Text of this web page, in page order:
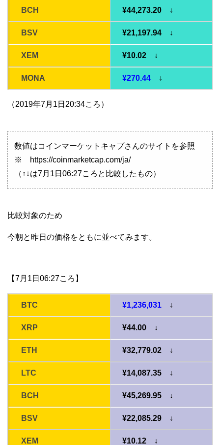
BCH ¥44,273.20 ↓
BSV ¥21,197.94 ↓
XEM ¥10.02 ↓
MONA ¥270.44 ↓
（2019年7月1日20:34ころ）
数値はコインマーケットキャプさんのサイトを参照
※ https://coinmarketcap.com/ja/
（↑↓は7月1日06:27ころと比較したもの）
比較対象のため
今朝と昨日の価格をともに並べてみます。
【7月1日06:27ころ】
BTC ¥1,236,031 ↓
XRP ¥44.00 ↓
ETH ¥32,779.02 ↓
LTC ¥14,087.35 ↓
BCH ¥45,269.95 ↓
BSV ¥22,085.29 ↓
XEM ¥10.12 ↓